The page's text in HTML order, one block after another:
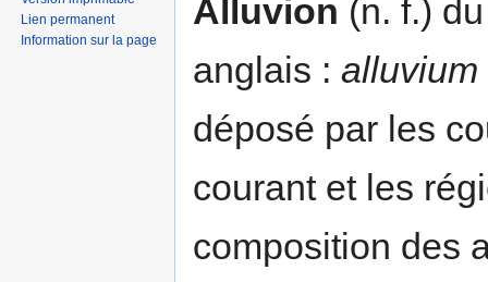
Alluvion (n. f.)
anglais : alluvium
déposé par les
courant et les
composition des
Lien permanent
Information sur la page